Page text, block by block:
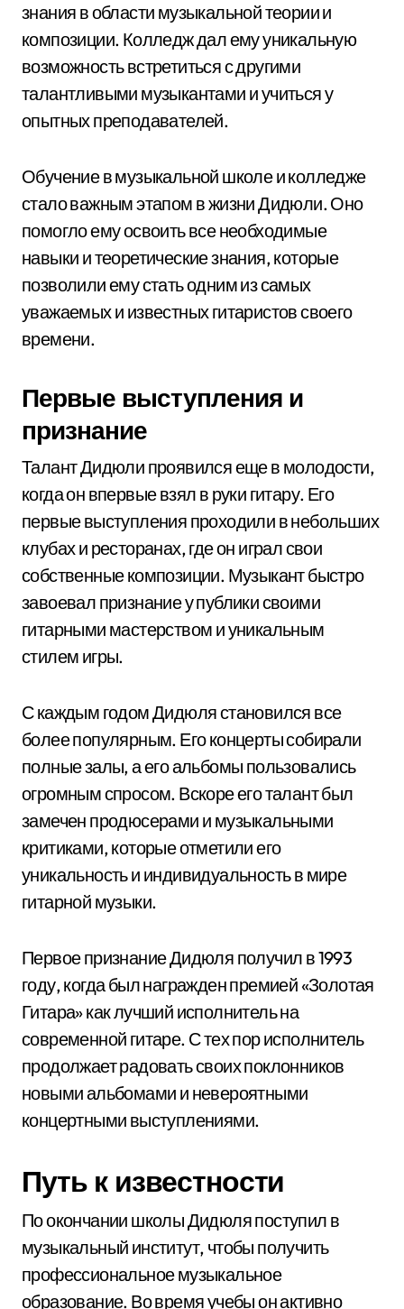
знания в области музыкальной теории и
композиции. Колледж дал ему уникальную
возможность встретиться с другими
талантливыми музыкантами и учиться у
опытных преподавателей.
Обучение в музыкальной школе и колледже
стало важным этапом в жизни Дидюли. Оно
помогло ему освоить все необходимые
навыки и теоретические знания, которые
позволили ему стать одним из самых
уважаемых и известных гитаристов своего
времени.
Первые выступления и
признание
Талант Дидюли проявился еще в молодости,
когда он впервые взял в руки гитару. Его
первые выступления проходили в небольших
клубах и ресторанах, где он играл свои
собственные композиции. Музыкант быстро
завоевал признание у публики своими
гитарными мастерством и уникальным
стилем игры.
С каждым годом Дидюля становился все
более популярным. Его концерты собирали
полные залы, а его альбомы пользовались
огромным спросом. Вскоре его талант был
замечен продюсерами и музыкальными
критиками, которые отметили его
уникальность и индивидуальность в мире
гитарной музыки.
Первое признание Дидюля получил в 1993
году, когда был награжден премией «Золотая
Гитара» как лучший исполнитель на
современной гитаре. С тех пор исполнитель
продолжает радовать своих поклонников
новыми альбомами и невероятными
концертными выступлениями.
Путь к известности
По окончании школы Дидюля поступил в
музыкальный институт, чтобы получить
профессиональное музыкальное
образование. Во время учебы он активно